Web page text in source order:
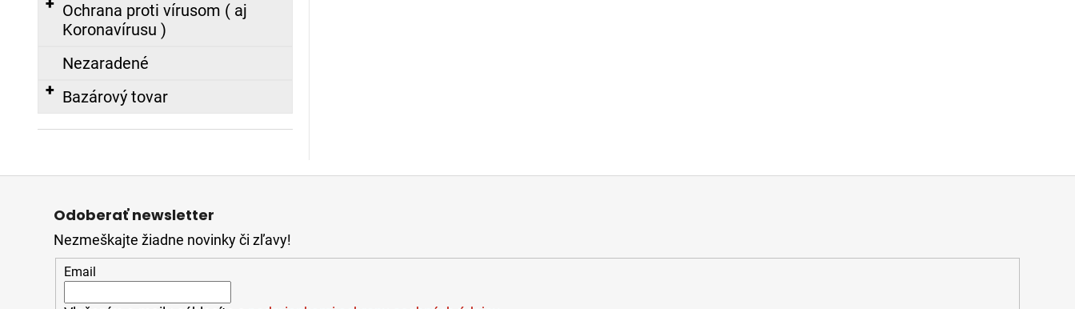
Ochrana proti vírusom ( aj
Koronavírusu )
Nezaradené
Bazárový tovar
Z
Odoberať newsletter
Nezmeškajte žiadne novinky či zľavy!
Email